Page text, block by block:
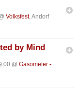
Volksfest, Andorf
by Mind
@ Gasometer -